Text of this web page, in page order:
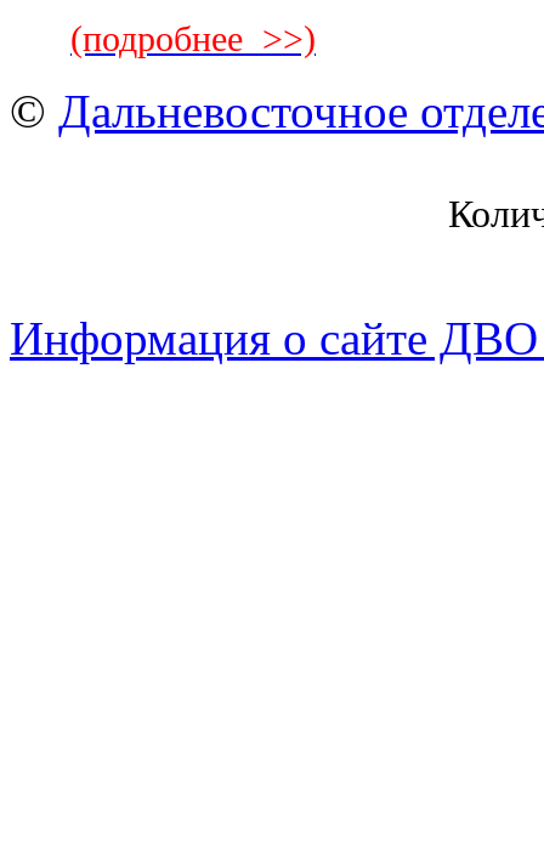
(подробнее >>)
© Дальневосточное
Информация о сайте